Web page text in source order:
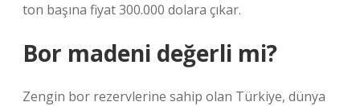
ton başına fiyat 300.000 dolara çıkar.
Bor madeni değerli mi?
Zengin bor rezervlerine sahip olan Türkiye, dünya